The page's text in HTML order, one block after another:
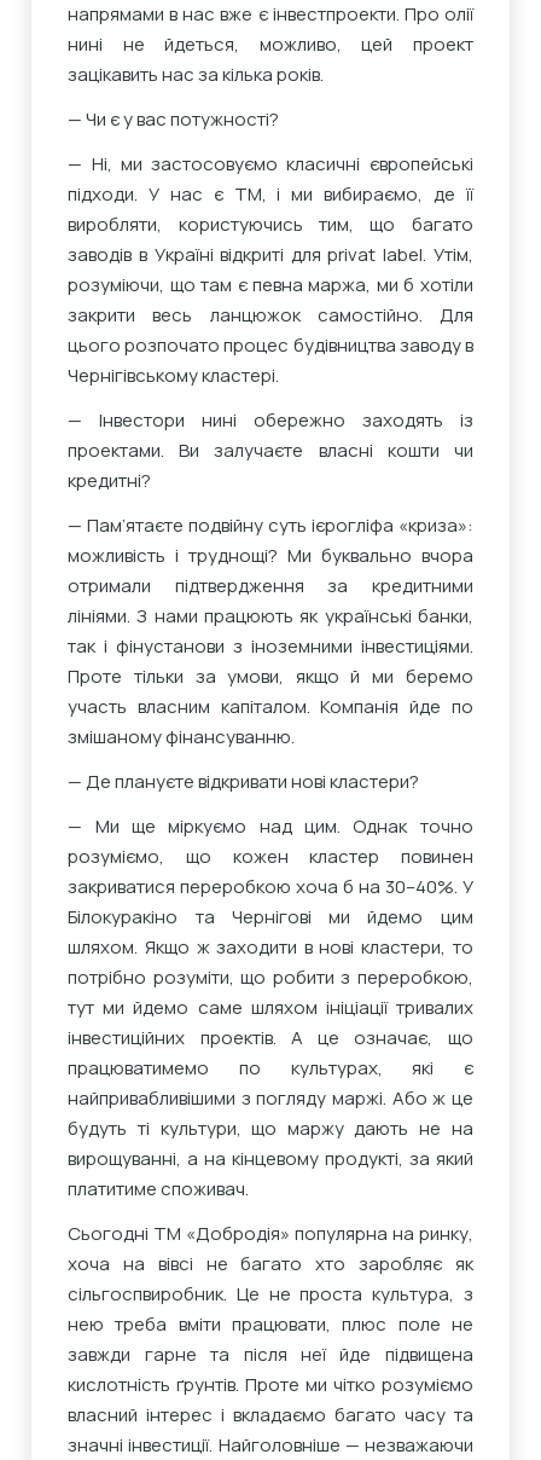
напрямами в нас вже є інвестпроекти. Про олії
нині не йдеться, можливо, цей проект
зацікавить нас за кілька років.
— Чи є у вас потужності?
— Ні, ми застосовуємо класичні європейські
підходи. У нас є ТМ, і ми вибираємо, де її
виробляти, користуючись тим, що багато
заводів в Україні відкриті для privat label. Утім,
розуміючи, що там є певна маржа, ми б хотіли
закрити весь ланцюжок самостійно. Для
цього розпочато процес будівництва заводу в
Чернігівському кластері.
— Інвестори нині обережно заходять із
проектами. Ви залучаєте власні кошти чи
кредитні?
— Пам’ятаєте подвійну суть ієрогліфа «криза»:
можливість і труднощі? Ми буквально вчора
отримали підтвердження за кредитними
лініями. З нами працюють як українські банки,
так і фінустанови з іноземними інвестиціями.
Проте тільки за умови, якщо й ми беремо
участь власним капіталом. Компанія йде по
змішаному фінансуванню.
— Де плануєте відкривати нові кластери?
— Ми ще міркуємо над цим. Однак точно
розуміємо, що кожен кластер повинен
закриватися переробкою хоча б на 30–40%. У
Білокуракіно та Чернігові ми йдемо цим
шляхом. Якщо ж заходити в нові кластери, то
потрібно розуміти, що робити з переробкою,
тут ми йдемо саме шляхом ініціації тривалих
інвестиційних проектів. А це означає, що
працюватимемо по культурах, які є
найпривабливішими з погляду маржі. Або ж це
будуть ті культури, що маржу дають не на
вирощуванні, а на кінцевому продукті, за який
платитиме споживач.
Сьогодні ТМ «Добродія» популярна на ринку,
хоча на вівсі не багато хто заробляє як
сільгоспвиробник. Це не проста культура, з
нею треба вміти працювати, плюс поле не
завжди гарне та після неї йде підвищена
кислотність ґрунтів. Проте ми чітко розуміємо
власний інтерес і вкладаємо багато часу та
значні інвестиції. Найголовніше — незважаючи